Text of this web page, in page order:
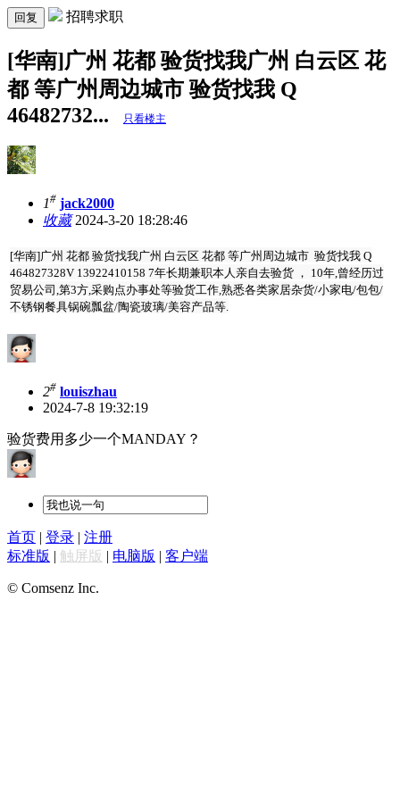
回复 招聘求职
[华南]广州 花都 验货找我广州 白云区 花
都 等广州周边城市 验货找我 Q
46482732...
只看楼主
1# jack2000
收藏2024-3-20 18:28:46
[华南]广州 花都 验货找我广州 白云区 花都 等广州周边城市 验货找我 Q
464827328V 13922410158 7年长期兼职本人亲自去验货 ， 10年,曾经历过
贸易公司,第3方,采购点办事处等验货工作,熟悉各类家居杂货/小家电/包包/
不锈钢餐具锅碗瓢盆/陶瓷玻璃/美容产品等.
2# louiszhau
2024-7-8 19:32:19
验货费用多少一个MANDAY？
首页 登录
注册
标准版
触屏版 电脑版 客户端
© Comsenz Inc.